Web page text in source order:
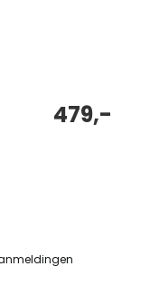
479,-